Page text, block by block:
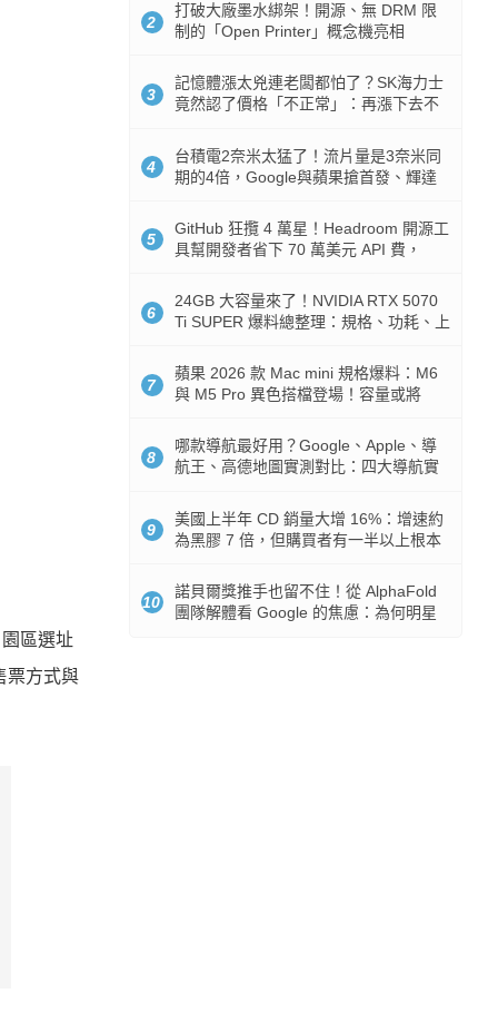
區選址
票方式與
2
打破大廠墨水綁架！開源、無 DRM 限
制的「Open Printer」概念機亮相
3
記憶體漲太兇連老闆都怕了？SK海力士
竟然認了價格「不正常」：再漲下去不
4
台積電2奈米太猛了！流片量是3奈米同
期的4倍，Google與蘋果搶首發、輝達
5
GitHub 狂攬 4 萬星！Headroom 開源工
具幫開發者省下 70 萬美元 API 費，
6
24GB 大容量來了！NVIDIA RTX 5070
Ti SUPER 爆料總整理：規格、功耗、上
7
蘋果 2026 款 Mac mini 規格爆料：M6
與 M5 Pro 異色搭檔登場！容量或將
8
哪款導航最好用？Google、Apple、導
航王、高德地圖實測對比：四大導航實
9
美國上半年 CD 銷量大增 16%：增速約
為黑膠 7 倍，但購買者有一半以上根本
10
諾貝爾獎推手也留不住！從 AlphaFold
團隊解體看 Google 的焦慮：為何明星